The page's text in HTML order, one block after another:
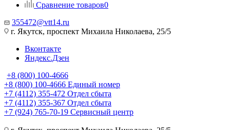
Сравнение товаров0
355472@vtt14.ru
г. Якутск, проспект Михаила Николаева, 25/5
Вконтакте
Яндекс.Дзен
+8 (800) 100-4666
+8 (800) 100-4666 Единый номер
+7 (4112) 355-472 Отдел сбыта
+7 (4112) 355-367 Отдел сбыта
+7 (924) 765-70-19 Сервисный центр